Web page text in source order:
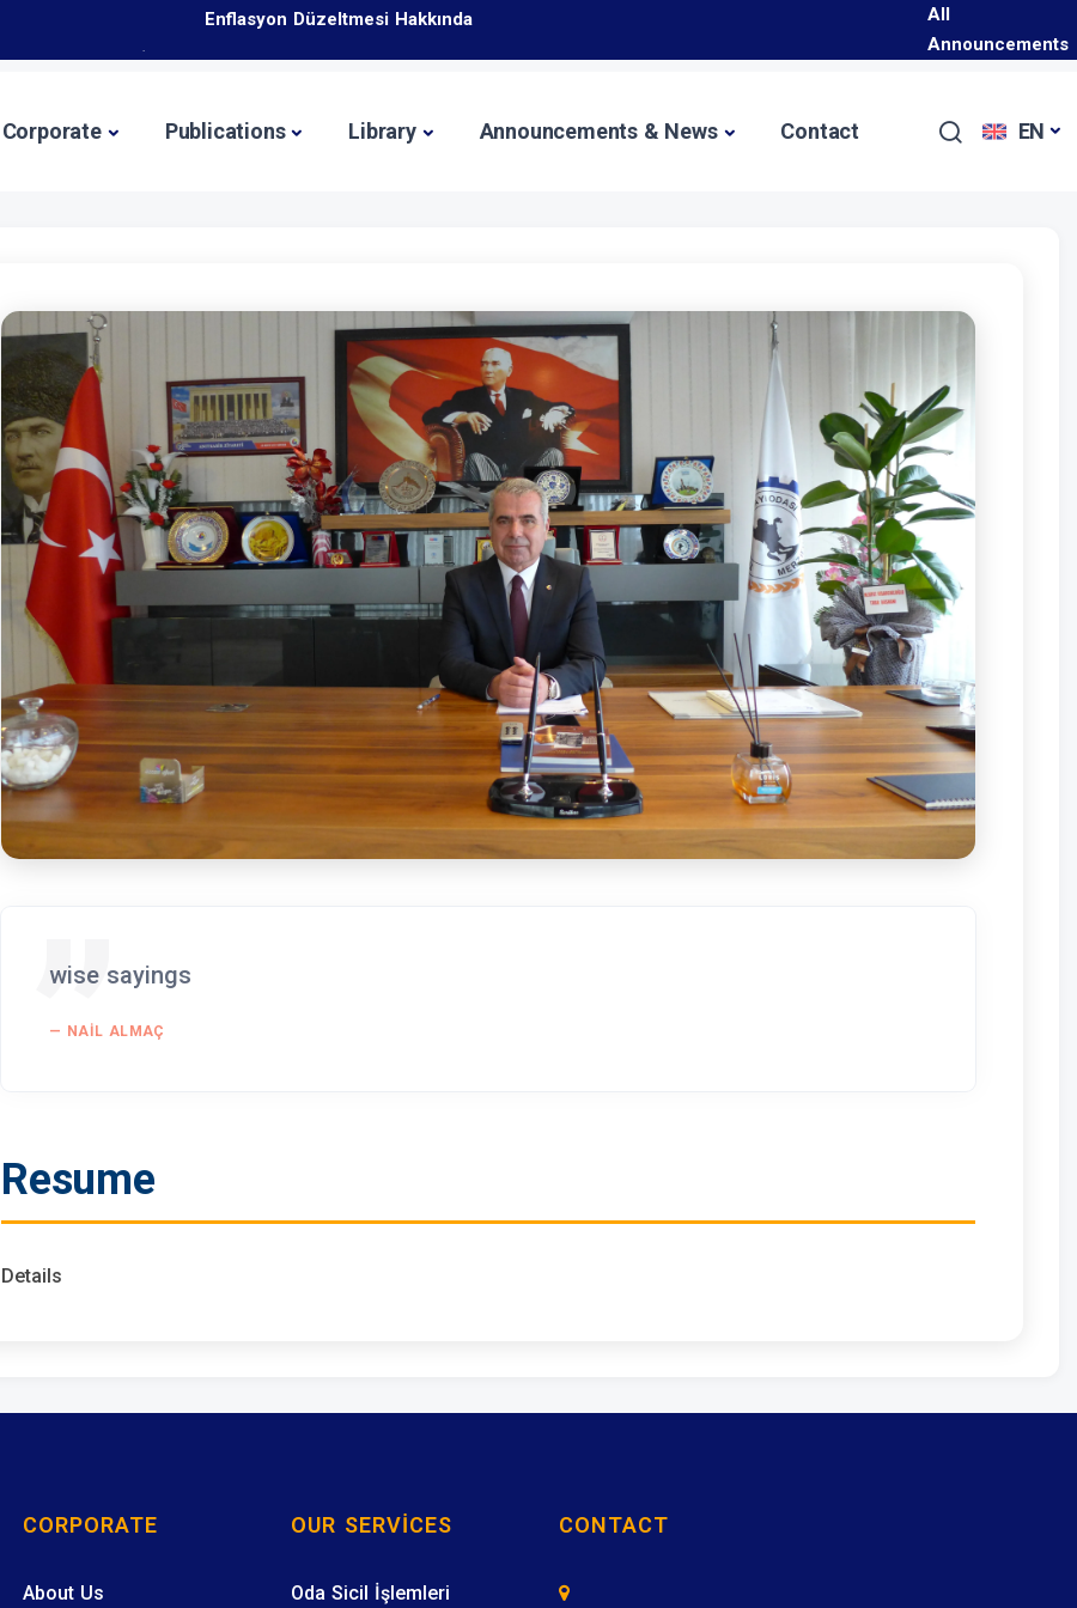
Ticaret Bakanlığı İhracat Süreçleri ve Devlet Destekleri Eğitim Programı Hakkında
All
Announcements
Corporate Publications Library Announcements & News Contact EN
wise sayings
NAIL ALMAÇ
Resume
Details
CORPORATE
About Us
OUR SERVICES
Oda Sicil İşlemleri
CONTACT